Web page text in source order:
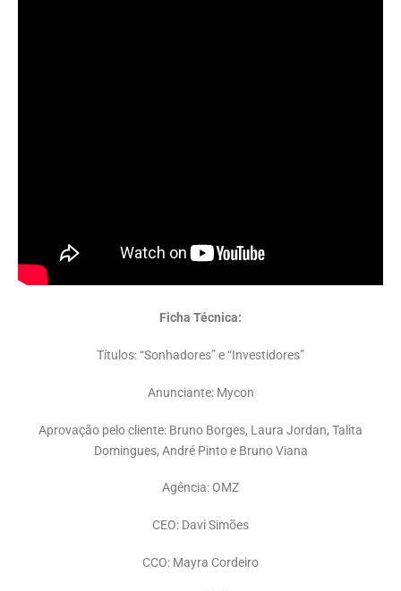
Ficha Técnica:
Títulos: “Sonhadores” e “Investidores”
Anunciante: Mycon
Aprovação pelo cliente: Bruno Borges, Laura Jordan, Talita
Domingues, André Pinto e Bruno Viana
Agência: OMZ
CEO: Davi Simões
CCO: Mayra Cordeiro